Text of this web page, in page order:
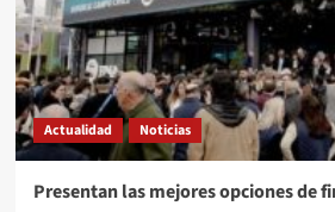
Actualidad Noticias
Presentan las mejores opciones de